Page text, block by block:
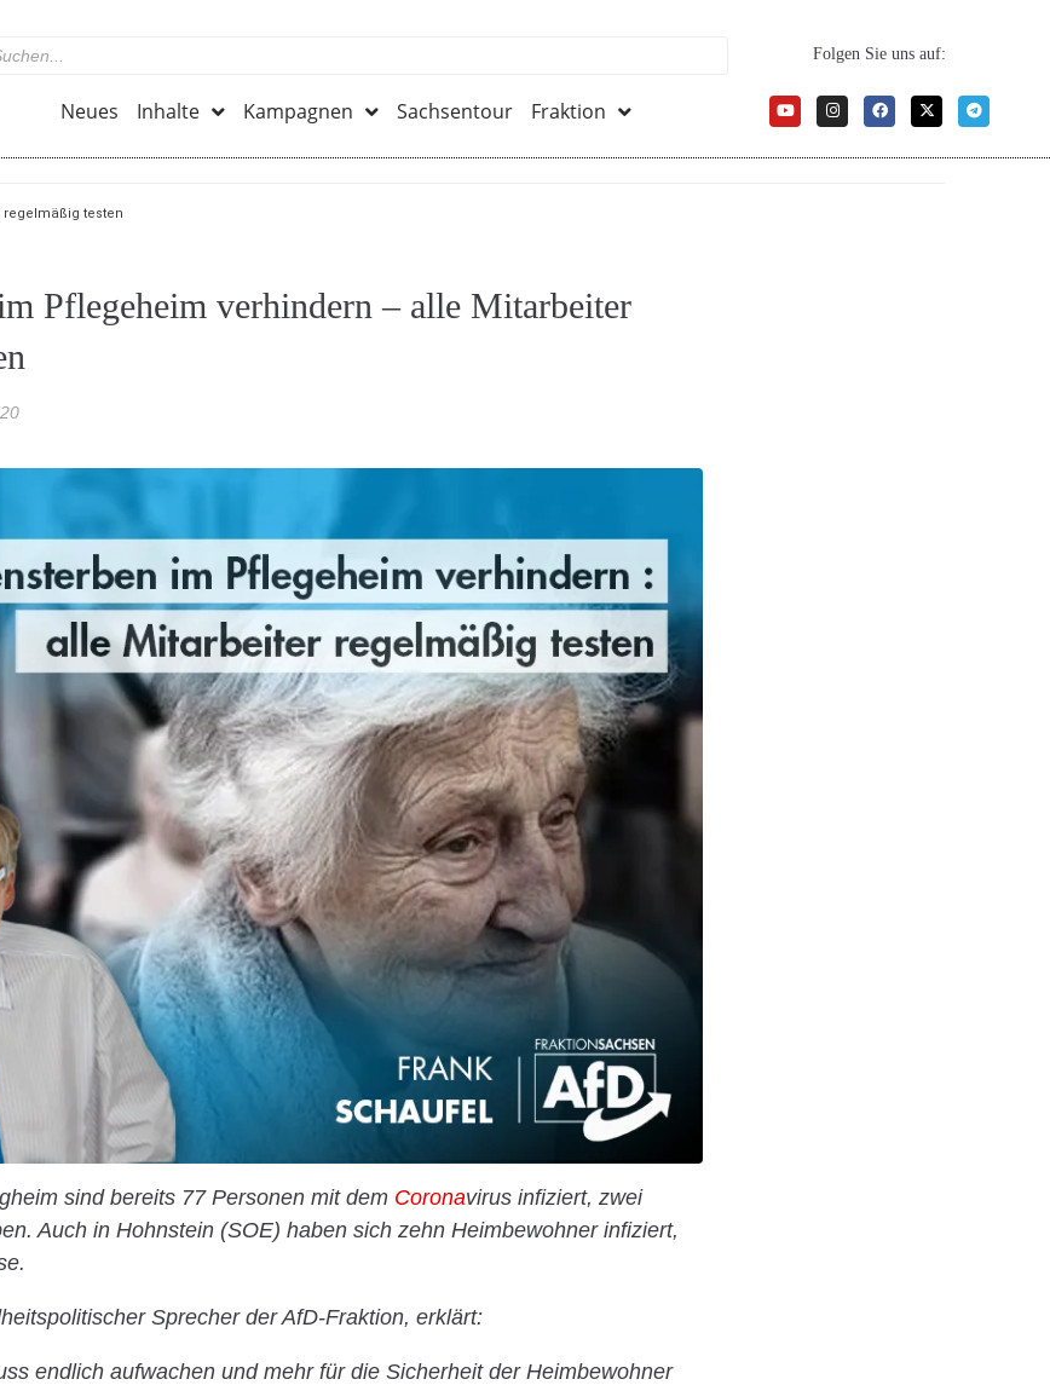
Neues Inhalte Kampagnen Sachsentour Fraktion
Folgen Sie uns auf:
testen
Pflegeheim verhindern – alle Mitarbeiter
sind bereits 77 Personen mit dem Coronavirus infiziert, zwei
Auch in Hohnstein (SOE) haben sich zehn Heimbewohner infiziert,
Sprecher der AfD-Fraktion, erklärt:
endlich aufwachen und mehr für die Sicherheit der Heimbewohner